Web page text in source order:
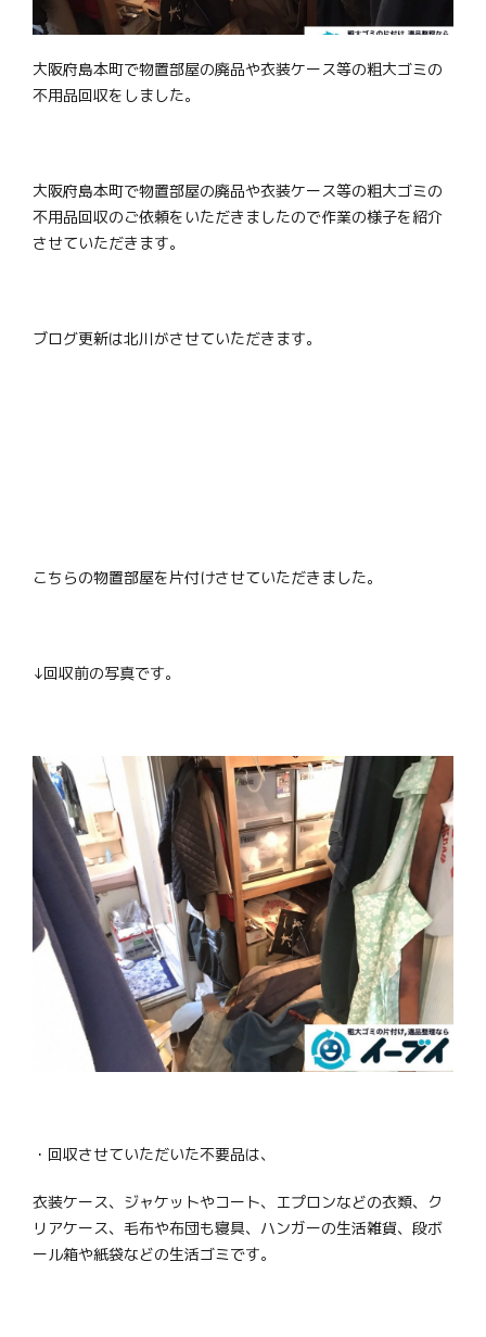
大阪府島本町で物置部屋の廃品や衣装ケース等の粗大ゴミの
不用品回収をしました。
大阪府島本町で物置部屋の廃品や衣装ケース等の粗大ゴミの
不用品回収のご依頼をいただきましたので作業の様子を紹介
させていただきます。
ブログ更新は北川がさせていただきます。
こちらの物置部屋を片付けさせていただきました。
↓回収前の写真です。
・回収させていただいた不要品は、
衣装ケース、ジャケットやコート、エプロンなどの衣類、ク
リアケース、毛布や布団も寝具、ハンガーの生活雑貨、段ボ
ール箱や紙袋などの生活ゴミです。